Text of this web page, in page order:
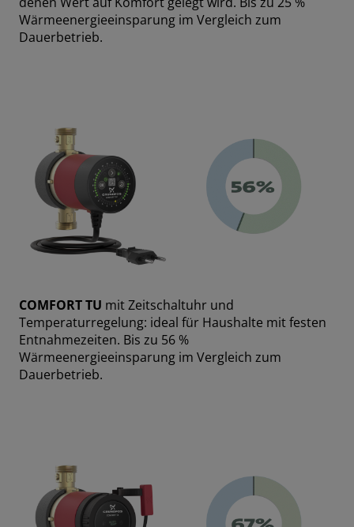
Wärmeenergieeinsparung im Vergleich zum
Dauerbetrieb.
COMFORT TU mit Zeitschaltuhr und
Temperaturregelung: ideal für Haushalte mit festen
Entnahmezeiten. Bis zu 56 %
Wärmeenergieeinsparung im Vergleich zum
Dauerbetrieb.